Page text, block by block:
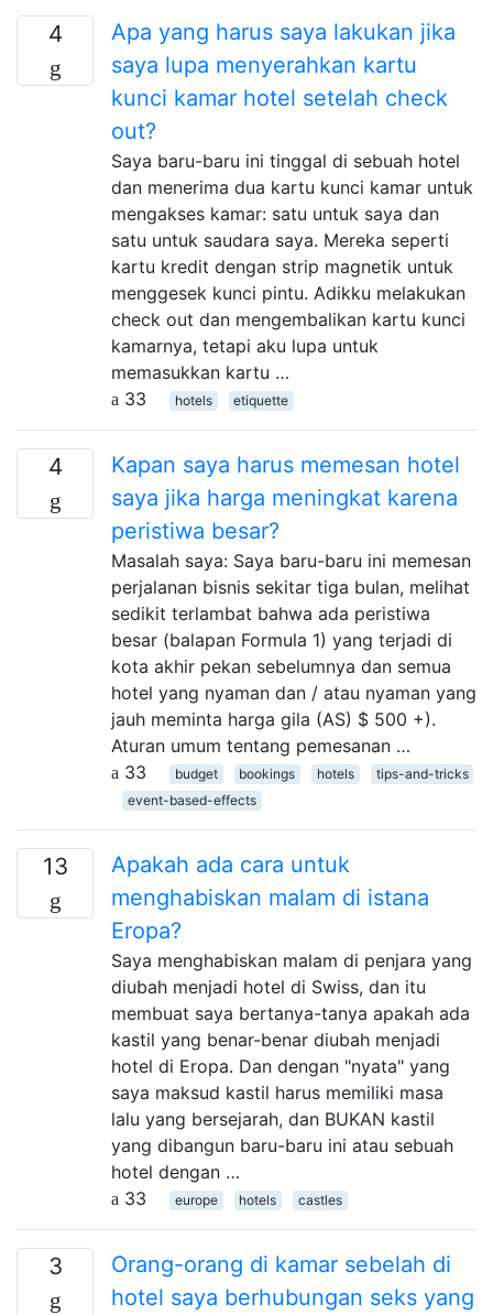
4
Apa yang harus saya lakukan jika
saya lupa menyerahkan kartu
kunci kamar hotel setelah check
out?
Saya baru-baru ini tinggal di sebuah hotel
dan menerima dua kartu kunci kamar untuk
mengakses kamar: satu untuk saya dan
satu untuk saudara saya. Mereka seperti
kartu kredit dengan strip magnetik untuk
menggesek kunci pintu. Adikku melakukan
check out dan mengembalikan kartu kunci
kamarnya, tetapi aku lupa untuk
memasukkan kartu …
33
hotels etiquette
4
Kapan saya harus memesan hotel
saya jika harga meningkat karena
peristiwa besar?
Masalah saya: Saya baru-baru ini memesan
perjalanan bisnis sekitar tiga bulan, melihat
sedikit terlambat bahwa ada peristiwa
besar (balapan Formula 1) yang terjadi di
kota akhir pekan sebelumnya dan semua
hotel yang nyaman dan / atau nyaman yang
jauh meminta harga gila (AS) $ 500 +).
Aturan umum tentang pemesanan …
33
budget bookings hotels
tips-and-tricks
event-based-effects
13
Apakah ada cara untuk
menghabiskan malam di istana
Eropa?
Saya menghabiskan malam di penjara yang
diubah menjadi hotel di Swiss, dan itu
membuat saya bertanya-tanya apakah ada
kastil yang benar-benar diubah menjadi
hotel di Eropa. Dan dengan "nyata" yang
saya maksud kastil harus memiliki masa
lalu yang bersejarah, dan BUKAN kastil
yang dibangun baru-baru ini atau sebuah
hotel dengan …
33
europe hotels castles
3
Orang-orang di kamar sebelah di
hotel saya berhubungan seks yang